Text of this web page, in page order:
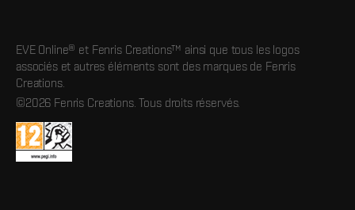
EVE Online® et Fenris Creations™ ainsi que tous les logos
associés et autres éléments sont des marques de Fenris
Creations.
©2026 Fenris Creations. Tous droits réservés.